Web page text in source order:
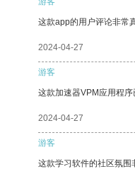
这款app的用户评论非常
2024-04-27
游客
这款加速器VPM应用程序
2024-04-27
游客
这款学习软件的社区氛围